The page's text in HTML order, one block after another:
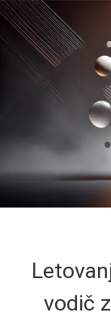
vodič